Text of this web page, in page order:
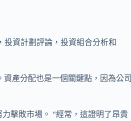
資計劃評論，投資組合分析和
資產分配也是一個關鍵點，因為公司
擊敗市場。 “經常，這證明了昂貴